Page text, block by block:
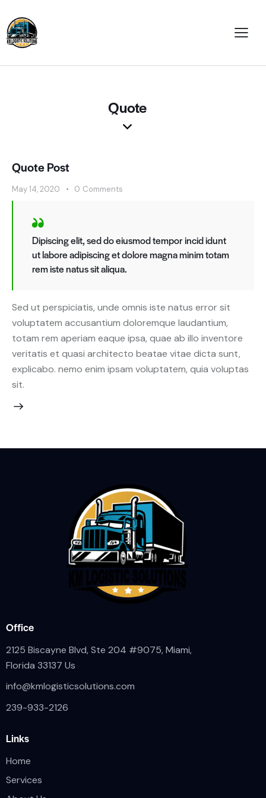
Quote
Quote Post
May 14, 2020 0 Comments
Dipiscing elit, sed do eiusmod tempor incid idunt
ut labore adipiscing et dolore magna minim totam
rem iste natus sit aliqua.
Sed ut perspiciatis, unde omnis iste natus error sit
voluptatem accusantium doloremque laudantium,
totam rem aperiam eaque ipsa, quae ab illo inventore
veritatis et quasi architecto beatae vitae dicta sunt,
explicabo. nemo enim ipsam voluptatem, quia voluptas
sit.
Office
2125 Biscayne Blvd, Ste 204 #9075, Miami,
Florida 33137 Us
info@kmlogisticsolutions.com
239-933-2126
Links
Home
Services